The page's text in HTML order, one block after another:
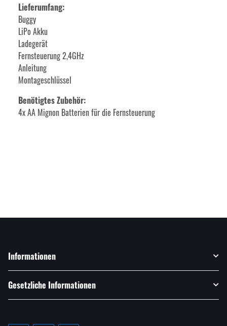
Lieferumfang:
Buggy
LiPo Akku
Ladegerät
Fernsteuerung 2,4GHz
Anleitung
Montageschlüssel
Benötigtes Zubehör:
4x AA Mignon Batterien für die Fernsteuerung
Informationen
Gesetzliche Informationen